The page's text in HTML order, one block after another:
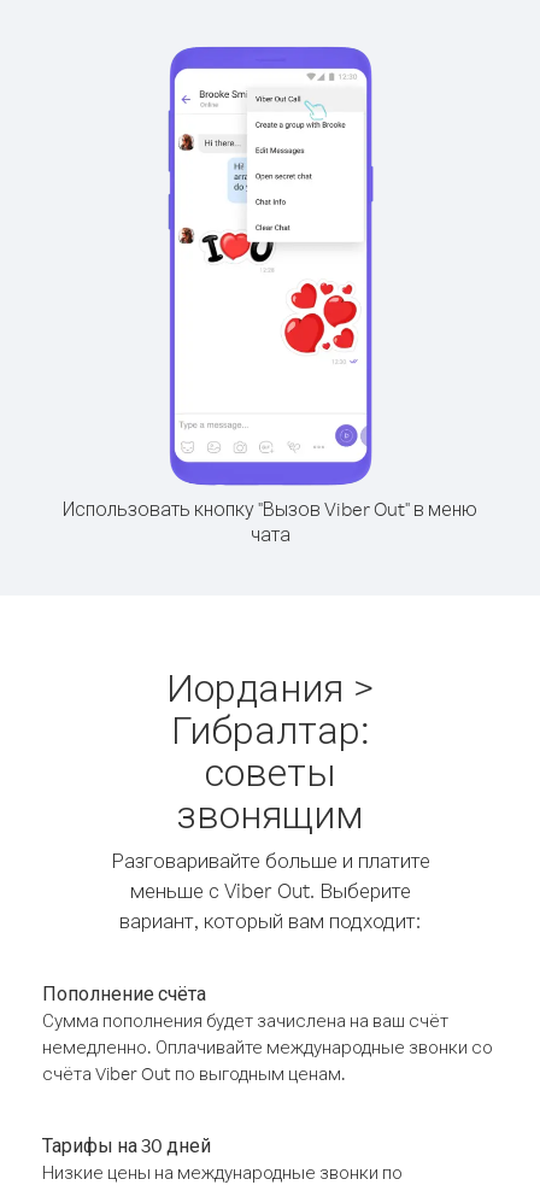
Использовать кнопку "Вызов Viber Out" в меню
чата
Иордания >
Гибралтар:
советы
звонящим
Разговаривайте больше и платите
меньше с Viber Out. Выберите
вариант, который вам подходит:
Пополнение счёта
Сумма пополнения будет зачислена на ваш счёт
немедленно. Оплачивайте международные звонки со
счёта Viber Out по выгодным ценам.
Тарифы на 30 дней
Низкие цены на международные звонки по